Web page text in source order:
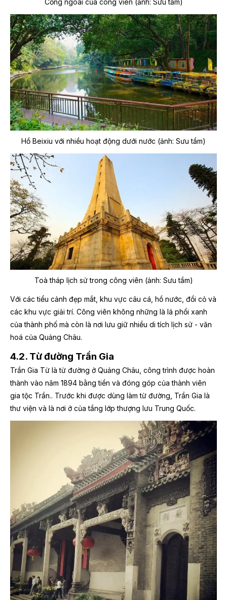
Hồ Beixiu với nhiều hoạt động dưới nước (ảnh: Sưu tầm)
Toà tháp lịch sử trong công viên (ảnh: Sưu tầm)
Với các tiểu cảnh đẹp mắt, khu vực câu cá, hồ nước, đồi cỏ và
các khu vực giải trí. Công viên không những là lá phổi xanh
của thành phố mà còn là nơi lưu giữ nhiều di tích lịch sử - văn
hoá của Quảng Châu.
4.2. Từ đường Trần Gia
Trần Gia Từ là từ đường ở Quảng Châu, công trình được hoàn
thành vào năm 1894 bằng tiền và đóng góp của thành viên
gia tộc Trần.. Trước khi được dùng làm từ đường, Trần Gia là
thư viện và là nơi ở của tầng lớp thượng lưu Trung Quốc.